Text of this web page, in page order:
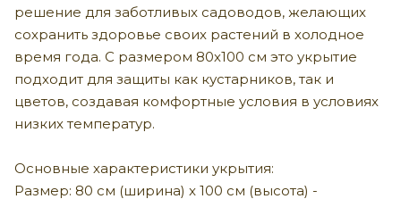
решение для заботливых садоводов, желающих
сохранить здоровье своих растений в холодное
время года. С размером 80х100 см это укрытие
подходит для защиты как кустарников, так и
цветов, создавая комфортные условия в условиях
низких температур.
Основные характеристики укрытия:
Размер: 80 см (ширина) x 100 см (высота) -